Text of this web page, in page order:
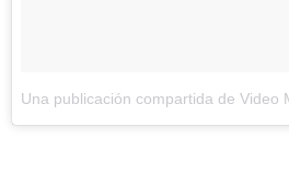
Una publicación compartida de Video